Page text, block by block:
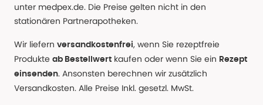
unter medpex.de. Die Preise gelten nicht in den
stationären Partnerapotheken.
Wir liefern versandkostenfrei, wenn Sie rezeptfreie
Produkte ab Bestellwert kaufen oder wenn Sie ein Rezept
einsenden. Ansonsten berechnen wir zusätzlich
Versandkosten. Alle Preise Inkl. gesetzl. MwSt.